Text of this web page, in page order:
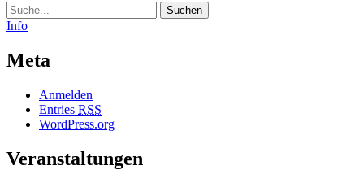
Suche
Info
Meta
Anmelden
Entries RSS
WordPress.org
Veranstaltungen